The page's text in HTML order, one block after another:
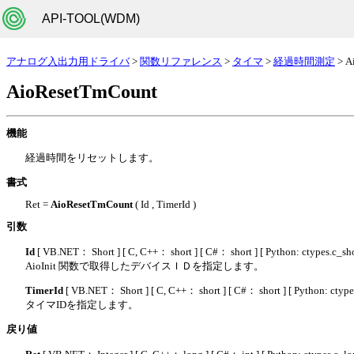
API-TOOL(WDM)
アナログ入出力用ドライバ> 関数リファレンス > タイマ > 経過時間測定 >
AioResetTmCount
機能
経過時間をリセットします。
書式
Ret = AioResetTmCount( Id , TimerId )
引数
Id [ VB.NET： Short ] [ C, C++： short ] [ C#： short ] [ Python:
AioInit 関数で取得したデバイスＩＤを指定します。
TimerId [ VB.NET： Short ] [ C, C++： short ] [ C#： short ] [ Python:
タイマIDを指定します。
戻り値